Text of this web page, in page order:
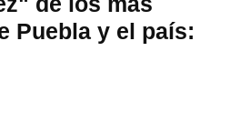
Puebla y el país: